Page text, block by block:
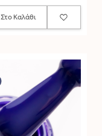
Στο Καλάθι